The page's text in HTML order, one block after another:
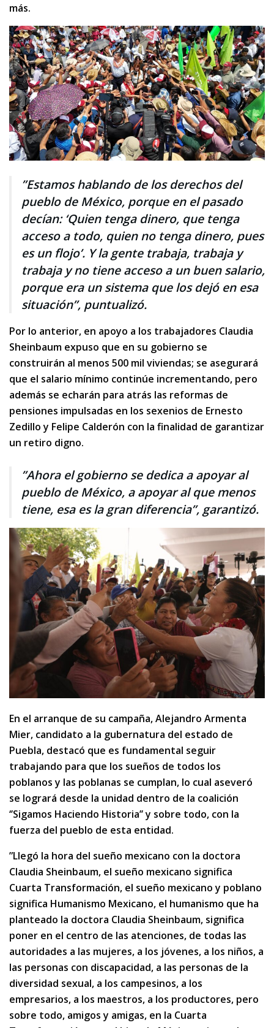
más.
”Estamos hablando de los derechos del
pueblo de México, porque en el pasado
decían: ‘Quien tenga dinero, que tenga
acceso a todo, quien no tenga dinero, pues
es un flojo’. Y la gente trabaja, trabaja y
trabaja y no tiene acceso a un buen salario,
porque era un sistema que los dejó en esa
situación”, puntualizó.
Por lo anterior, en apoyo a los trabajadores Claudia
Sheinbaum expuso que en su gobierno se
construirán al menos 500 mil viviendas; se asegurará
que el salario mínimo continúe incrementando, pero
además se echarán para atrás las reformas de
pensiones impulsadas en los sexenios de Ernesto
Zedillo y Felipe Calderón con la finalidad de garantizar
un retiro digno.
”Ahora el gobierno se dedica a apoyar al
pueblo de México, a apoyar al que menos
tiene, esa es la gran diferencia”, garantizó.
En el arranque de su campaña, Alejandro Armenta
Mier, candidato a la gubernatura del estado de
Puebla, destacó que es fundamental seguir
trabajando para que los sueños de todos los
poblanos y las poblanas se cumplan, lo cual aseveró
se logrará desde la unidad dentro de la coalición
‘’Sigamos Haciendo Historia’’ y sobre todo, con la
fuerza del pueblo de esta entidad.
”Llegó la hora del sueño mexicano con la doctora
Claudia Sheinbaum, el sueño mexicano significa
Cuarta Transformación, el sueño mexicano y poblano
significa Humanismo Mexicano, el humanismo que ha
planteado la doctora Claudia Sheinbaum, significa
poner en el centro de las atenciones, de todas las
autoridades a las mujeres, a los jóvenes, a los niños, a
las personas con discapacidad, a las personas de la
diversidad sexual, a los campesinos, a los
empresarios, a los maestros, a los productores, pero
sobre todo, amigos y amigas, en la Cuarta